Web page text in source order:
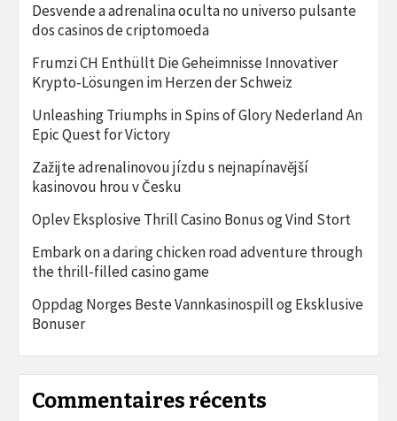
Desvende a adrenalina oculta no universo pulsante
dos casinos de criptomoeda
Frumzi CH Enthüllt Die Geheimnisse Innovativer
Krypto-Lösungen im Herzen der Schweiz
Unleashing Triumphs in Spins of Glory Nederland An
Epic Quest for Victory
Zažijte adrenalinovou jízdu s nejnapínavější
kasinovou hrou v Česku
Oplev Eksplosive Thrill Casino Bonus og Vind Stort
Embark on a daring chicken road adventure through
the thrill-filled casino game
Oppdag Norges Beste Vannkasinospill og Eksklusive
Bonuser
Commentaires récents